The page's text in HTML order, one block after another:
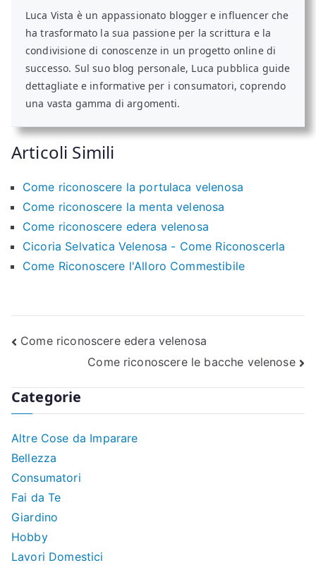
Luca Vista è un appassionato blogger e influencer che
ha trasformato la sua passione per la scrittura e la
condivisione di conoscenze in un progetto online di
successo. Sul suo blog personale, Luca pubblica guide
dettagliate e informative per i consumatori, coprendo
una vasta gamma di argomenti.
Articoli Simili
Come riconoscere la portulaca velenosa​
Come riconoscere la menta velenosa​​
Come riconoscere edera velenosa​​
Cicoria Selvatica Velenosa - Come Riconoscerla
Come Riconoscere l'Alloro Commestibile
Navigazione
Come riconoscere edera velenosa​​
Come riconoscere le bacche velenose​
Categorie
Altre Cose da Imparare
Bellezza
Consumatori
Fai da Te
Giardino
Hobby
Lavori Domestici